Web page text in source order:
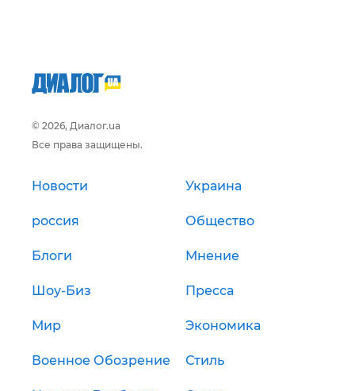
© 2026, Диалог.ua
Все права защищены.
Новости Украина
россия Общество
Блоги Мнение
Шоу-Биз Пресса
Мир Экономика
Военное Обозрение Стиль